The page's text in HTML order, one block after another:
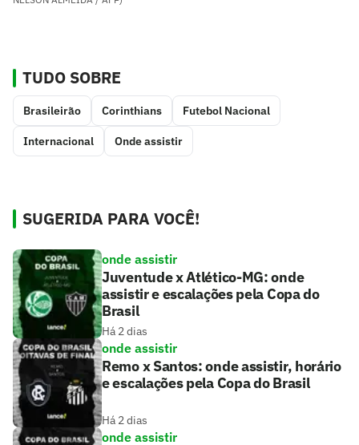
TUDO SOBRE
Brasileirão Corinthians Futebol Nacional
Internacional Onde assistir
SUGERIDA PARA VOCÊ!
onde assistir
Juventude x Atlético-MG: onde
assistir e escalações pela Copa do
Brasil
Há 2 dias
onde assistir
Remo x Santos: onde assistir, horário
e escalações pela Copa do Brasil
Há 2 dias
onde assistir